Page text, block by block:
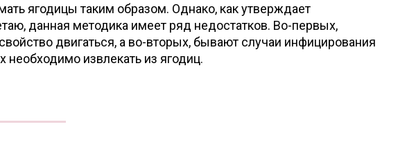
ягодицы таким образом. Однако, как утверждает
данная методика имеет ряд недостатков. Во-первых,
двигаться, а во-вторых, бывают случаи инфицирования
необходимо извлекать из ягодиц.